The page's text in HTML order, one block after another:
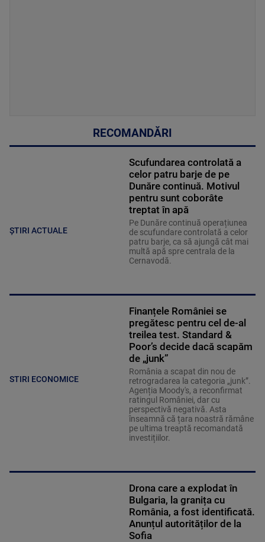
RECOMANDĂRI
ȘTIRI ACTUALE
Scufundarea controlată a
celor patru barje de pe
Dunăre continuă. Motivul
pentru sunt coborâte
treptat în apă
Pe Dunăre continuă operațiunea
de scufundare controlată a celor
patru barje, ca să ajungă cât mai
multă apă spre centrala de la
Cernavodă.
STIRI ECONOMICE
Finanțele României se
pregătesc pentru cel de-al
treilea test. Standard &
Poor’s decide dacă scapăm
de „junk”
România a scapat din nou de
retrogradarea la categoria „junk”.
Agenția Moody's, a reconfirmat
ratingul României, dar cu
perspectivă negativă. Asta
înseamnă că țara noastră rămâne
pe ultima treaptă recomandată
investițiilor.
Drona care a explodat în
Bulgaria, la granița cu
România, a fost identificată.
Anunțul autorităților de la
Sofia